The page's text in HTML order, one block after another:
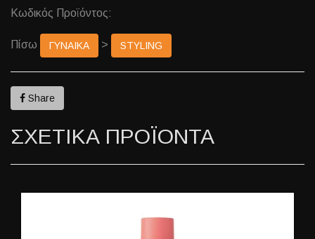
Κωδικός Προϊόντος:
Πίσω ΓΥΝΑΙΚΑ > STYLING
Share
ΣΧΕΤΙΚΑ ΠΡΟΪΟΝΤΑ